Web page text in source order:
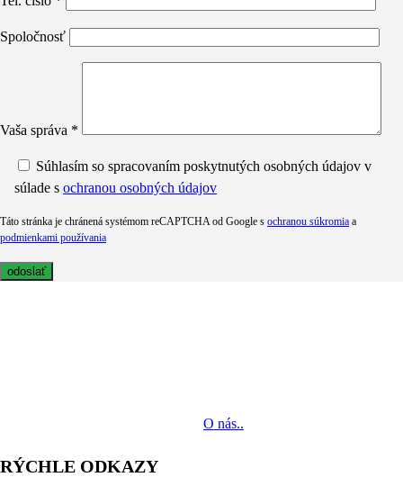
Spoločnosť
Vaša správa *
Súhlasím so spracovaním poskytnutých osobných údajov v
súlade s ochranou osobných údajov
Táto stránka je chránená systémom reCAPTCHA od Google s ochranou súkromia a
podmienkami používania
O nás..
RÝCHLE ODKAZY